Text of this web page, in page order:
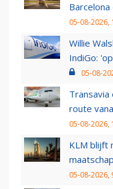
05-08-2026,
Willie
IndiGo:
05-08-
route
05-08-2026,
KLM blijft
05-08-2026,